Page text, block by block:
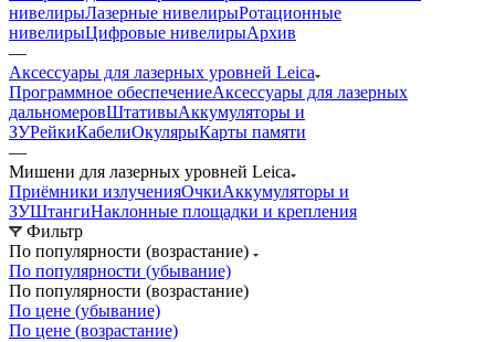
нивелирыЛазерные нивелирыРотационные
нивелирыЦифровые нивелирыАрхив
—
Аксессуары для лазерных уровней Leica
Программное обеспечениеАксессуары для лазерных
дальномеровШтативыАккумуляторы и
ЗУРейкиКабелиОкулярыКарты памяти
—
Мишени для лазерных уровней Leica
Приёмники излученияОчкиАккумуляторы и
ЗУШтангиНаклонные площадки и крепления
Фильтр
По популярности (возрастание)
По популярности (убывание)
По популярности (возрастание)
По цене (убывание)
По цене (возрастание)